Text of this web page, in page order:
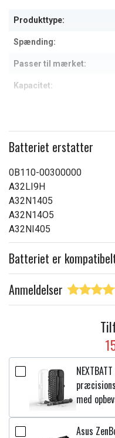
Produkttype:
Spænding:
Passer til mærket:
Kapacitet:
Batteriet erstatter
0B110-00300000
A32LI9H
A32N1405
A32N14O5
A32NI405
Batteriet er
Anmeldelser
med
Asus